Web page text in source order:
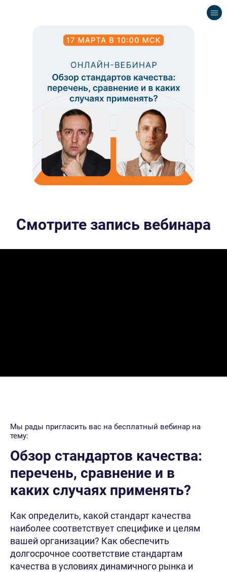
Смотрите запись вебинара
Мы рады пригласить вас на бесплатный вебинар на
тему:
Обзор стандартов качества:
перечень, сравнение и в
каких случаях применять?
Как определить, какой стандарт качества
наиболее соответствует специфике и целям
вашей организации? Как обеспечить
долгосрочное соответствие стандартам
качества в условиях динамичного рынка и